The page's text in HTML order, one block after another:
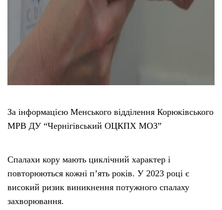
За інформацією Менського відділення Корюківського
МРВ ДУ “Чернігівський ОЦКПХ МОЗ”
Спалахи кору мають циклічний характер і
повторюються кожні п’ять років. У 2023 році є
високий ризик виникнення потужного спалаху
захворювання.